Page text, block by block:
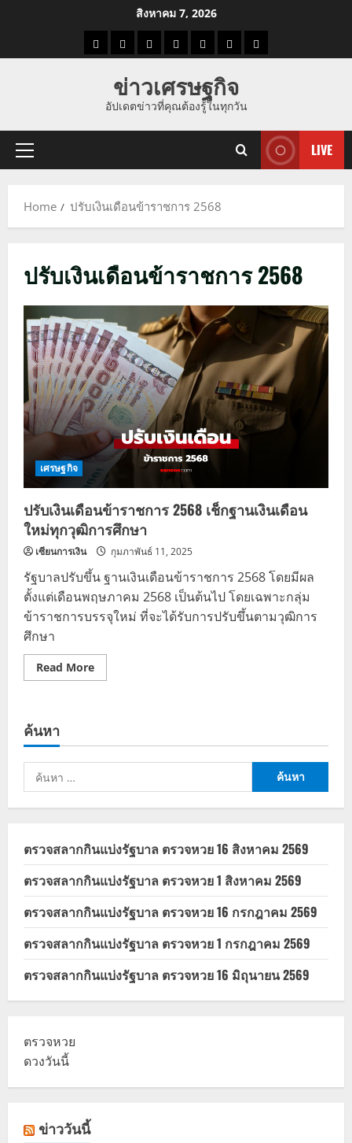
สิงหาคม 7, 2026
ราคาแนว
ราคา
ทอง
ข่าว
นี้
ข่าว
ดูด
ที่
ผู้ชาย
ข่าวเศรษฐกิจ
อัปเดตข่าวที่คุณต้องรู้ในทุกวัน
Primary
LIVE
Home ปรับเงินเดือนข้าราชการ 2568
ปรับเงินเดือนข้าราชการ 2568
เศรษฐกิจ
ปรับเงินเดือนข้าราชการ 2568 เช็กฐานเงินเดือน
ใหม่ทุกวุฒิการศึกษา
เซียนการเงิน กุมภาพันธ์ 11, 2025
รัฐบาลปรับขึ้น ฐานเงินเดือนข้าราชการ 2568 โดยมีผล
ตั้งแต่เดือนพฤษภาคม 2568 เป็นต้นไป โดยเฉพาะกลุ่ม
ข้าราชการบรรจุใหม่ ที่จะได้รับการปรับขึ้นตามวุฒิการ
ศึกษา
Read MoreRead
more
2568
ฐาน
เดือน
ทุก
ศึกษา
ค้นหา
ค้นหา
สำหรับ:
ตรวจสลากกินแบ่งรัฐบาล ตรวจหวย 16 สิงหาคม 2569
ตรวจสลากกินแบ่งรัฐบาล ตรวจหวย 1 สิงหาคม 2569
ตรวจสลากกินแบ่งรัฐบาล ตรวจหวย 16 กรกฎาคม 2569
ตรวจสลากกินแบ่งรัฐบาล ตรวจหวย 1 กรกฎาคม 2569
ตรวจสลากกินแบ่งรัฐบาล ตรวจหวย 16 มิถุนายน 2569
ตรวจหวย
ดวงวันนี้
ข่าววันนี้